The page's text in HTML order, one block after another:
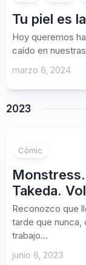
Tu piel es
Hoy queremos
caído en
marzo 6, 2024
2023
Cómic
Takeda.
Reconozco que
tarde que nunca,
trabajo...
junio 6, 2023